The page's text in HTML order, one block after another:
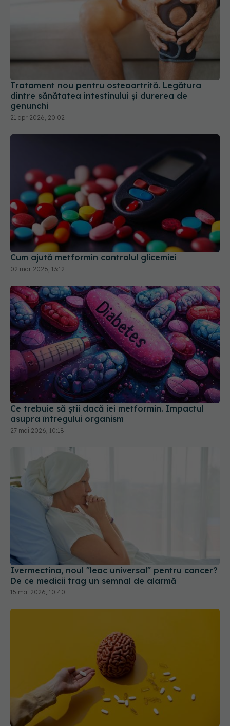
Tratament nou pentru osteoartrită. Legătura
dintre sănătatea intestinului și durerea de
genunchi
21 apr 2026, 20:02
Cum ajută metformin controlul glicemiei
02 mar 2026, 13:12
Ce trebuie să știi dacă iei metformin. Impactul
asupra întregului organism
27 mai 2026, 10:18
Ivermectina, noul "leac universal" pentru cancer?
De ce medicii trag un semnal de alarmă
15 mai 2026, 10:40